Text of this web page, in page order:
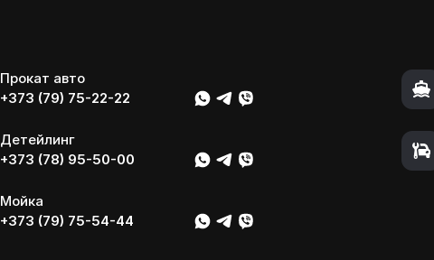
Прокат авто
+373 (79) 75-22-22
Детейлинг
+373 (78) 95-50-00
Мойка
+373 (79) 75-54-44